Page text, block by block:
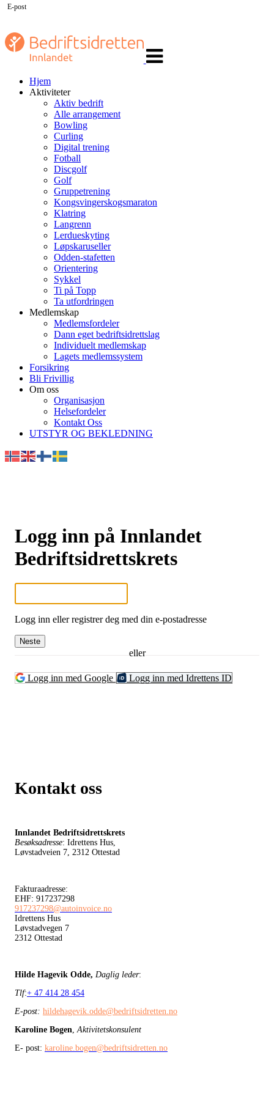
navigasjon
Hjem
Aktiviteter
Aktiv bedrift
Alle arrangement
Bowling
Curling
Digital trening
Fotball
Discgolf
Golf
Gruppetrening
Kongsvingerskogsmaraton
Klatring
Langrenn
Lerdueskyting
Løpskaruseller
Odden-stafetten
Orientering
Sykkel
Ti på Topp
Ta utfordringen
Medlemskap
Medlemsfordeler
Dann eget bedriftsidrettslag
Individuelt medlemskap
Lagets medlemssystem
Forsikring
Bli Frivillig
Om oss
Organisasjon
Helsefordeler
Kontakt Oss
UTSTYR OG BEKLEDNING
Logg inn på Innlandet
Bedriftsidrettskrets
E-post
Logg inn eller registrer deg med din e-postadresse
Neste
eller
Logg inn med Google Logg inn med Idrettens ID
Kontakt oss
Innlandet Bedriftsidrettskrets
Besøksadresse: Idrettens Hus,
Løvstadveien 7, 2312 Ottestad
Fakturaadresse:
EHF: 917237298
917237298@autoinvoice.no
Idrettens Hus
Løvstadvegen 7
2312 Ottestad
Hilde Hagevik Odde, Daglig leder:
Tlf:+ 47 414 28 454
E-post: hildehagevik.odde@bedriftsidretten.no
Karoline Bogen Aktivitetskonsulent
E- post: karoline.bogen@bedriftsidretten.no